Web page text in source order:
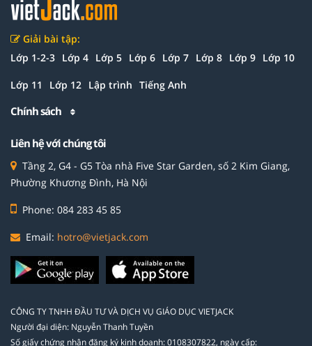
Giải bài tập:
Lớp 1-2-3 Lớp 4 Lớp 5 Lớp 6 Lớp 7 Lớp 8 Lớp 9 Lớp 10
Lớp 11 Lớp 12 Lập trình Tiếng Anh
Chính sách
Liên hệ với chúng tôi
Tầng 2, G4 - G5 Tòa nhà Five Star Garden, số 2 Kim Giang,
Phường Khương Đình, Hà Nội
Phone: 084 283 45 85
Email: hotro@vietjack.com
CÔNG TY TNHH ĐẦU TƯ VÀ DỊCH VỤ GIÁO DỤC VIETJACK
Người đại diện: Nguyễn Thanh Tuyền
Số giấy chứng nhận đăng ký kinh doanh: 0108307822, ngày cấp: